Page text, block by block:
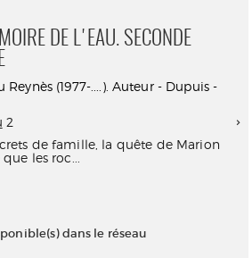
DE L'EAU. SECONDE
Reynès (1977-....). Auteur - Dupuis -
2
de famille, la quête de Marion
les roc...
dans le réseau